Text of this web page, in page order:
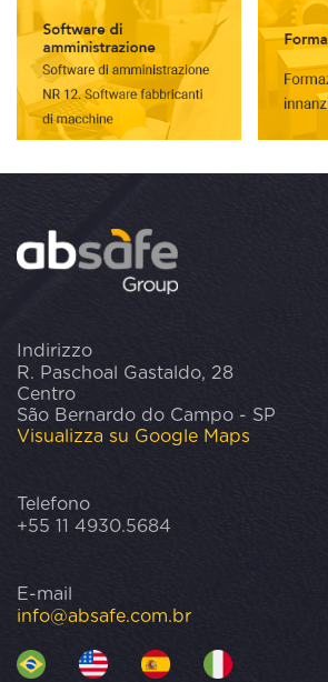
Indirizzo
R. Paschoal Gastaldo, 28
Centro
São Bernardo do Campo - SP
Visualizza su Google Maps
Telefono
+55 11 4930.5684
E-mail
info@absafe.com.br